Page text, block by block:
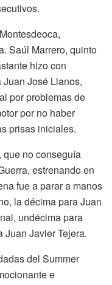
Saúl Marrero, quinto
hizo con
José Llanos,
por problemas de
por no haber
prisas iniciales.
no conseguía
estrenando en
fue a parar a manos
la décima para Juan
undécima para
Juan Javier Tejera.
del Summer
e